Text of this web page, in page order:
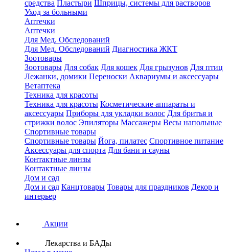
средства Пластыри Шприцы, системы для растворов
Уход за больными
Аптечки
Аптечки
Для Мед. Обследований
Для Мед. Обследований Диагностика ЖКТ
Зоотовары
Зоотовары Для собак Для кошек Для грызунов Для птиц
Лежанки, домики Переноски Аквариумы и аксессуары
Ветаптека
Техника для красоты
Техника для красоты Косметические аппараты и
аксессуары Приборы для укладки волос Для бритья и
стрижки волос Эпиляторы Массажеры Весы напольные
Спортивные товары
Спортивные товары Йога, пилатес Спортивное питание
Аксессуары для спорта Для бани и сауны
Контактные линзы
Контактные линзы
Дом и сад
Дом и сад Канцтовары Товары для праздников Декор и
интерьер
Акции
Лекарства и БАДы